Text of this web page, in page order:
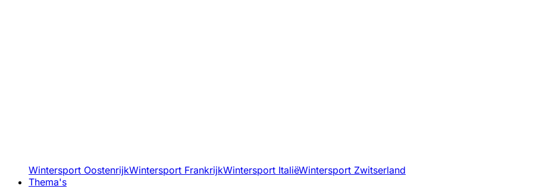
Wintersport OostenrijkWintersport FrankrijkWintersport ItaliëWintersport Zwitserland
Thema's